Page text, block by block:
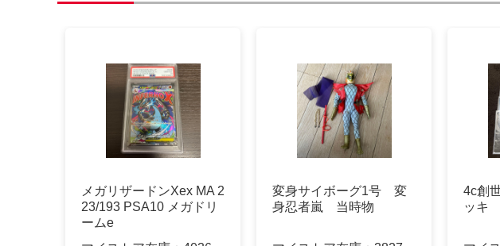
メガリザードンXex MA 2
23/193 PSA10 メガドリ
ームe
変身サイボーグ1号 変
身忍者嵐 当時物
4c創
ッキ